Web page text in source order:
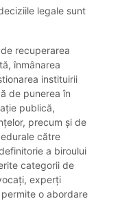
legale sunt
recuperarea
înmânarea
instituirii
de punerea în
publică,
precum și de
către
a biroului
categorii de
experți
o abordare